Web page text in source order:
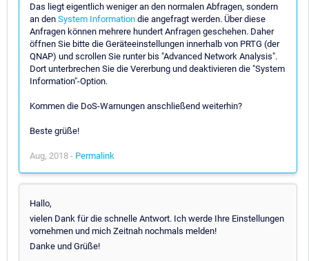
Das liegt eigentlich weniger an den normalen Abfragen, sondern
an den System Information die angefragt werden. Über diese
Anfragen können mehrere hundert Anfragen geschehen. Daher
öffnen Sie bitte die Geräteeinstellungen innerhalb von PRTG (der
QNAP) und scrollen Sie runter bis "Advanced Network Analysis".
Dort unterbrechen Sie die Vererbung und deaktivieren die "System
Information"-Option.
Kommen die DoS-Warnungen anschließend weiterhin?
Beste grüße!
Aug, 2018 - Permalink
Hallo,
vielen Dank für die schnelle Antwort. Ich werde Ihre Einstellungen
vornehmen und mich Zeitnah nochmals melden!
Danke und Grüße!